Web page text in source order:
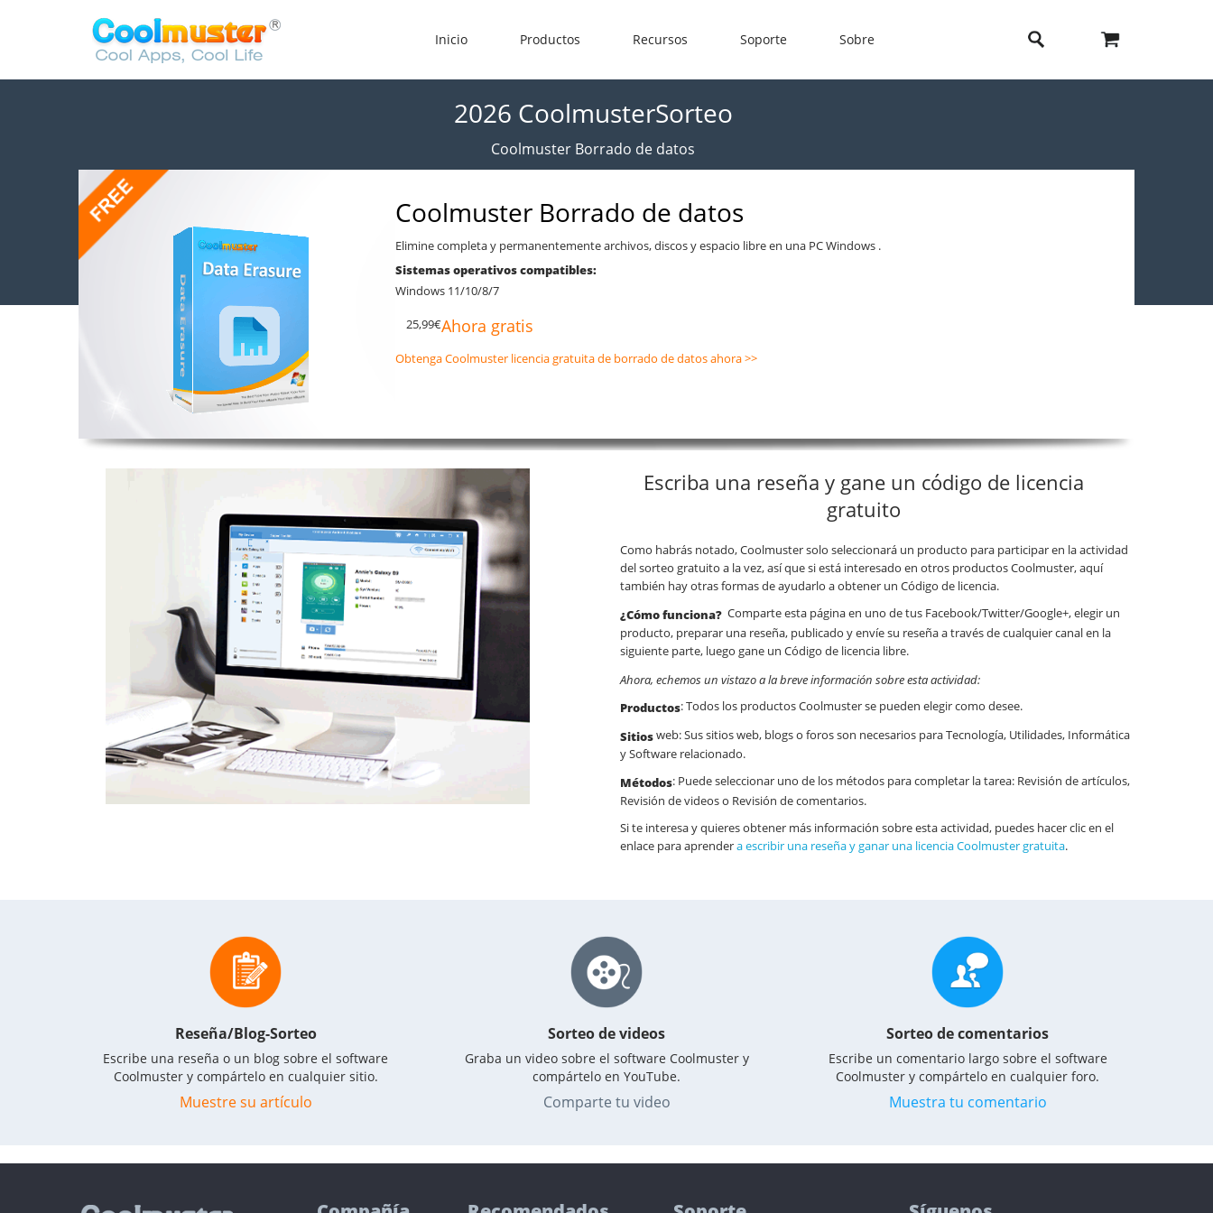
Inicio Productos Recursos Soporte Sobre
2026 CoolmusterSorteo
Coolmuster Borrado de datos
Coolmuster Borrado de datos
Elimine completa y permanentemente archivos, discos y espacio libre en una PC Windows .
Sistemas operativos compatibles:
Windows 11/10/8/7
25,99€Ahora gratis
Obtenga Coolmuster licencia gratuita de borrado de datos ahora >>
Escriba una reseña y gane un código de licencia
gratuito
Como habrás notado, Coolmuster solo seleccionará un producto para participar en la actividad
del sorteo gratuito a la vez, así que si está interesado en otros productos Coolmuster, aquí
también hay otras formas de ayudarlo a obtener un Código de licencia.
¿Cómo funciona? Comparte esta página en uno de tus Facebook/Twitter/Google+, elegir un
producto, preparar una reseña, publicado y envíe su reseña a través de cualquier canal en la
siguiente parte, luego gane un Código de licencia libre.
Ahora, echemos un vistazo a la breve información sobre esta actividad:
Productos: Todos los productos Coolmuster se pueden elegir como desee.
Sitiosweb: Sus sitios web, blogs o foros son necesarios para Tecnología, Utilidades, Informática
y Software relacionado.
Métodos: Puede seleccionar uno de los métodos para completar la tarea: Revisión de artículos,
Revisión de videos o Revisión de comentarios.
Si te interesa y quieres obtener más información sobre esta actividad, puedes hacer clic en el
enlace para aprendera escribir una reseña y ganar una licencia Coolmuster gratuita.
Reseña/Blog-Sorteo
Escribe una reseña o un blog sobre el software
Coolmuster y compártelo en cualquier sitio.
Muestre su artículo
Sorteo de videos
Graba un video sobre el software Coolmuster y
compártelo en YouTube.
Comparte tu video
Sorteo de comentarios
Escribe un comentario largo sobre el software
Coolmuster y compártelo en cualquier foro.
Muestra tu comentario